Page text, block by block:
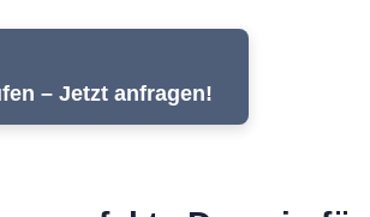
– Jetzt anfragen!